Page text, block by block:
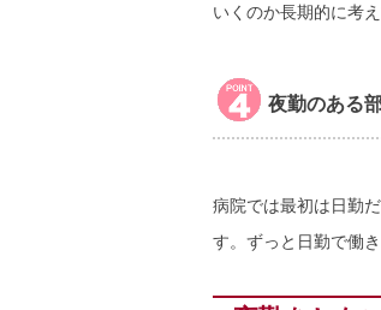
いくのか長期的に考
夜勤のある
病院では最初は日勤
す。ずっと日勤で働